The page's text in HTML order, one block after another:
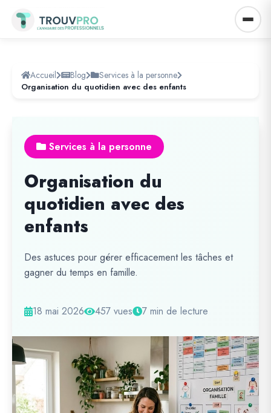
Accueil Blog Services à la personne
Organisation du quotidien avec des enfants
Services à la personne
Organisation du
quotidien avec des
enfants
Des astuces pour gérer efficacement les tâches et
gagner du temps en famille.
18 mai 2026 457 vues 7 min de lecture